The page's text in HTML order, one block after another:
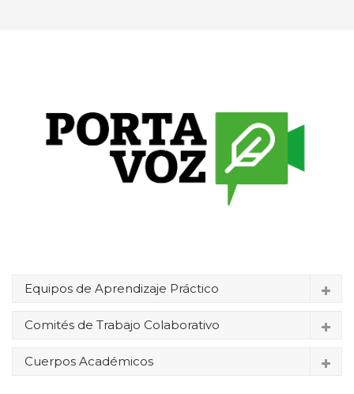
Equipos de Aprendizaje Práctico
Comités de Trabajo Colaborativo
Cuerpos Académicos